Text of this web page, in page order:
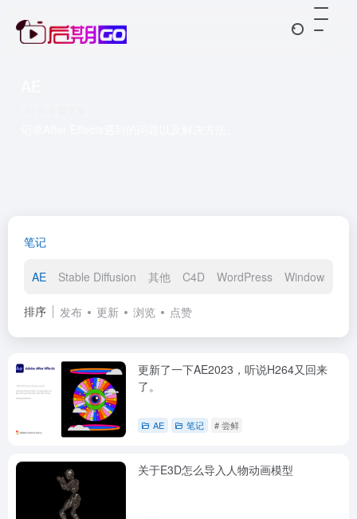
笔记
AE Stable Diffusion 其他 C4D WordPress Windows
排序 发布 更新 浏览 点赞
更新了一下AE2023，听说H264又回来
了。
AE 笔记 # 尝鲜
关于E3D怎么导入人物动画模型